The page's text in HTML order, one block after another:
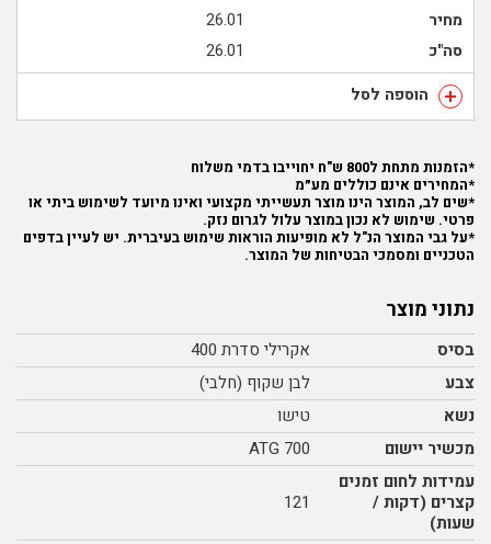
מחיר
26.01
סה"כ
26.01
הוספה לסל
*הזמנות מתחת ל800 ש"ח יחוייבו בדמי משלוח
*המחירים אינם כוללים מע״מ
*שים לב, המוצר הינו מוצר תעשייתי מקצועי ואינו מיועד לשימוש ביתי או
פרטי. שימוש לא נכון במוצר עלול לגרום נזק.
*על גבי המוצר הנ"ל לא מופיעות הוראות שימוש בעיברית. יש לעיין בדפים
הטכניים ומסמכי הבטיחות של המוצר.
נתוני מוצר
בסיס
אקרילי סדרת 400
צבע
לבן שקוף (חלבי)
נשא
טישו
מכשיר יישום
ATG 700
עמידות לחום זמנים
קצרים (דקות /
שעות)
121